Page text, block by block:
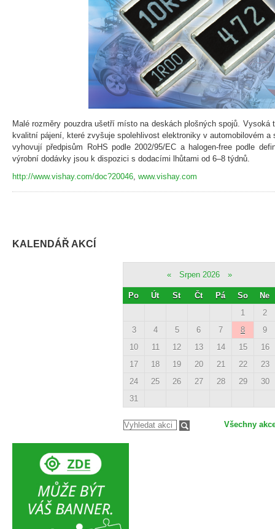
Malé rozměry pouzdra ušetří místo na deskách plošných spojů. Vysoká
kvalitní pájení, které zvyšuje spolehlivost elektroniky v automobilovém a
vyhovují předpisům RoHS podle 2002/95/EC a halogen-free podle
výrobní dodávky jsou k dispozici s dodacími lhůtami od 6–8 týdnů.
http://www.vishay.com/doc?20046 www.vishay.com
KALENDÁŘ AKCÍ
« Srpen 2026 »
Po Út St Čt Pá So
Ne
1
2
3
4 5 6 7 8
9
10
11 12 13 14 15
16
17
18 19 20 21 22
23
24
25 26 27 28 29
30
31
Všechny